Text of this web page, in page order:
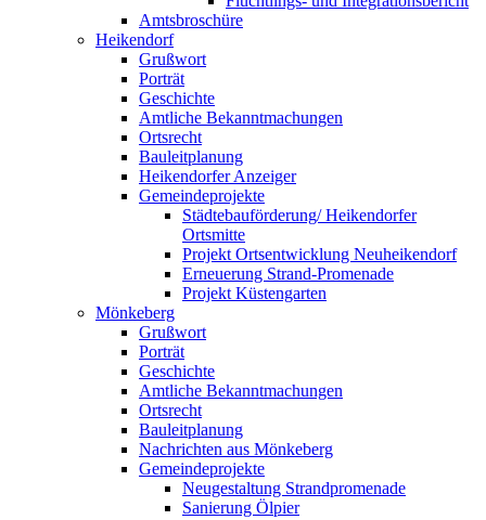
Amtsbroschüre
Heikendorf
Grußwort
Porträt
Geschichte
Amtliche Bekanntmachungen
Ortsrecht
Bauleitplanung
Heikendorfer Anzeiger
Gemeindeprojekte
Städtebauförderung/ Heikendorfer
Ortsmitte
Projekt Ortsentwicklung Neuheikendorf
Erneuerung Strand-Promenade
Projekt Küstengarten
Mönkeberg
Grußwort
Porträt
Geschichte
Amtliche Bekanntmachungen
Ortsrecht
Bauleitplanung
Nachrichten aus Mönkeberg
Gemeindeprojekte
Neugestaltung Strandpromenade
Sanierung Ölpier